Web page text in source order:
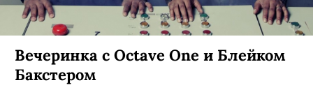
Вечеринка с Octave One и Блейком
Бакстером